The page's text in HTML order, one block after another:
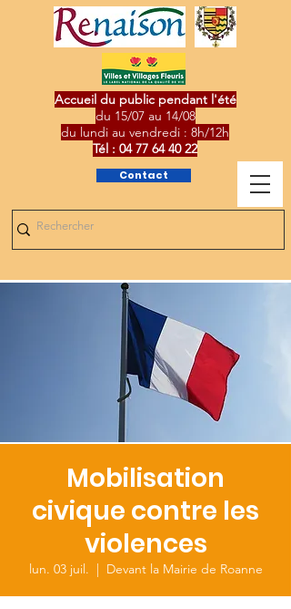
Contact
Accueil du public pendant l'été
du 15/07 au 14/08
du lundi au vendredi : 8h/12h
Tél : 04 77 64 40 22
Mobilisation
civique contre les
violences
lun. 03 juil.
  |
Devant la Mairie de Roanne